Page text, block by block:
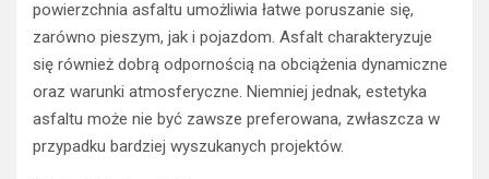
powierzchnia asfaltu umożliwia łatwe poruszanie się,
zarówno pieszym, jak i pojazdom. Asfalt charakteryzuje
się również dobrą odpornością na obciążenia dynamiczne
oraz warunki atmosferyczne. Niemniej jednak, estetyka
asfaltu może nie być zawsze preferowana, zwłaszcza w
przypadku bardziej wyszukanych projektów.